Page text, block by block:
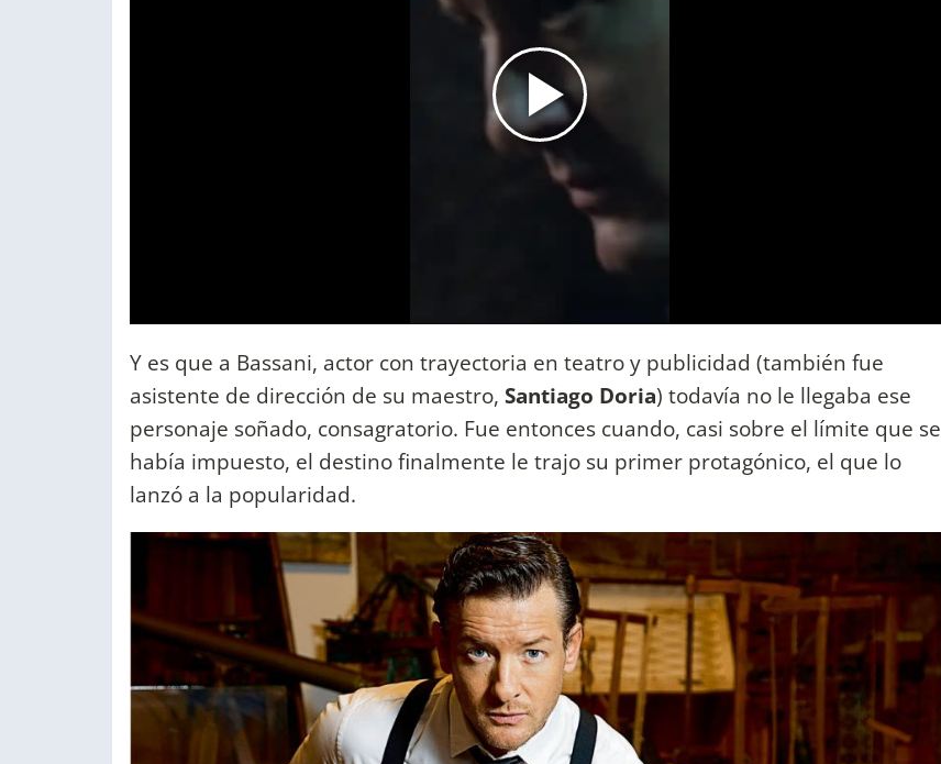
Y es que a Bassani, actor con trayectoria en teatro y publicidad (también fue
asistente de dirección de su maestro, Santiago Doria) todavía no le llegaba ese
personaje soñado, consagratorio. Fue entonces cuando, casi sobre el límite que se
había impuesto, el destino finalmente le trajo su primer protagónico, el que lo
lanzó a la popularidad.